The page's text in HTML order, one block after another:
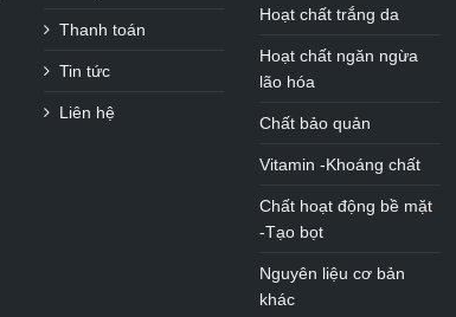
Thanh toán
Tin tức
Liên hệ
Hoạt chất trắng da
Hoạt chất ngăn ngừa
lão hóa
Chất bảo quản
Vitamin -Khoáng chất
Chất hoạt động bề mặt
-Tạo bọt
Nguyên liệu cơ bản
khác